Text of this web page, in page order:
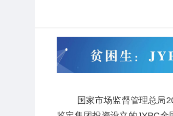
国家市场监督管理总局